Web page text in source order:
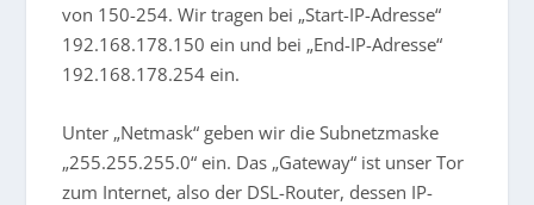
von 150-254. Wir tragen bei „Start-IP-Adresse“
192.168.178.150 ein und bei „End-IP-Adresse“
192.168.178.254 ein.
Unter „Netmask“ geben wir die Subnetzmaske
„255.255.255.0“ ein. Das „Gateway“ ist unser Tor
zum Internet, also der DSL-Router, dessen IP-